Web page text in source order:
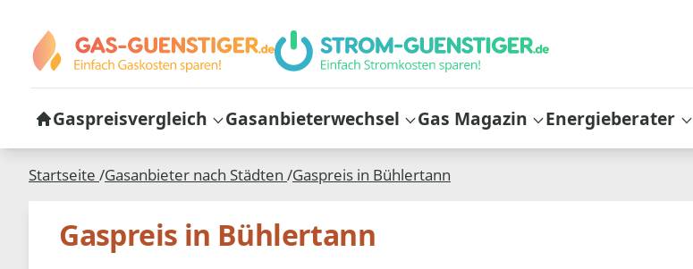
Gaspreisvergleich Gasanbieterwechsel Gas Magazin Energieberater
Startseite /Gasanbieter nach Städten /Gaspreis in Bühlertann
Gaspreis in Bühlertann